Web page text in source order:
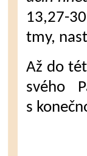
13,27-
tmy,
Až do
svého
s